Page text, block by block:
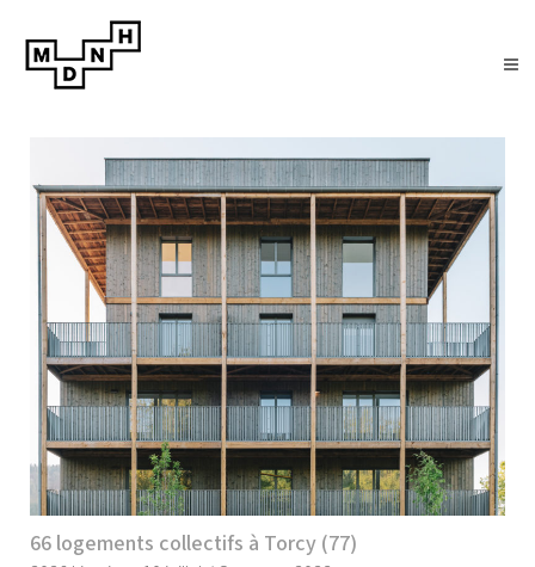
66 logements collectifs à Torcy (77)